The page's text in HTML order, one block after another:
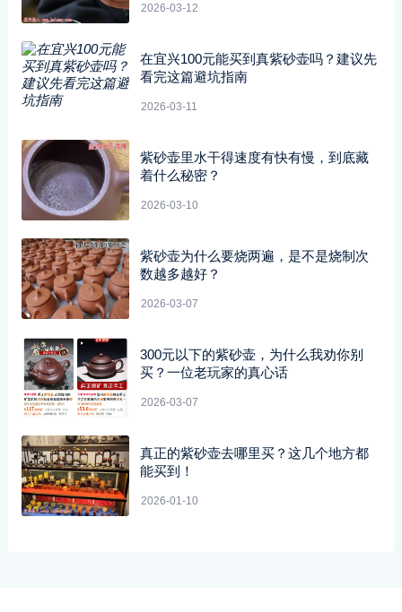
2026-03-12
在宜兴100元能买到真紫砂壶吗？建议先
看完这篇避坑指南
2026-03-11
紫砂壶里水干得速度有快有慢，到底藏
着什么秘密？
2026-03-10
紫砂壶为什么要烧两遍，是不是烧制次
数越多越好？
2026-03-07
300元以下的紫砂壶，为什么我劝你别
买？一位老玩家的真心话
2026-03-07
真正的紫砂壶去哪里买？这几个地方都
能买到！
2026-01-10